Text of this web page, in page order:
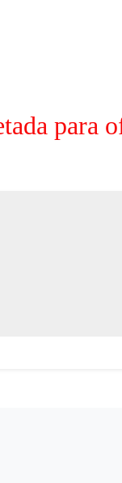
para